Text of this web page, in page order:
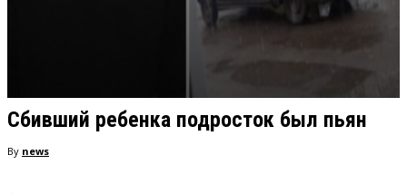
Сбивший ребенка подросток был пьян
By news